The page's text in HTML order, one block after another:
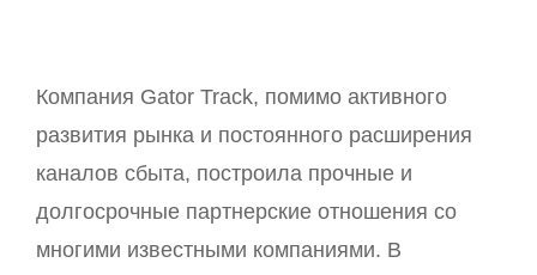
Компания Gator Track, помимо активного
развития рынка и постоянного расширения
каналов сбыта, построила прочные и
долгосрочные партнерские отношения со
многими известными компаниями. В